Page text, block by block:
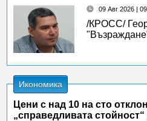
09 Авг 2026 |
/КРОСС/
Икономика
Цени с над 10 на сто
„справедливата